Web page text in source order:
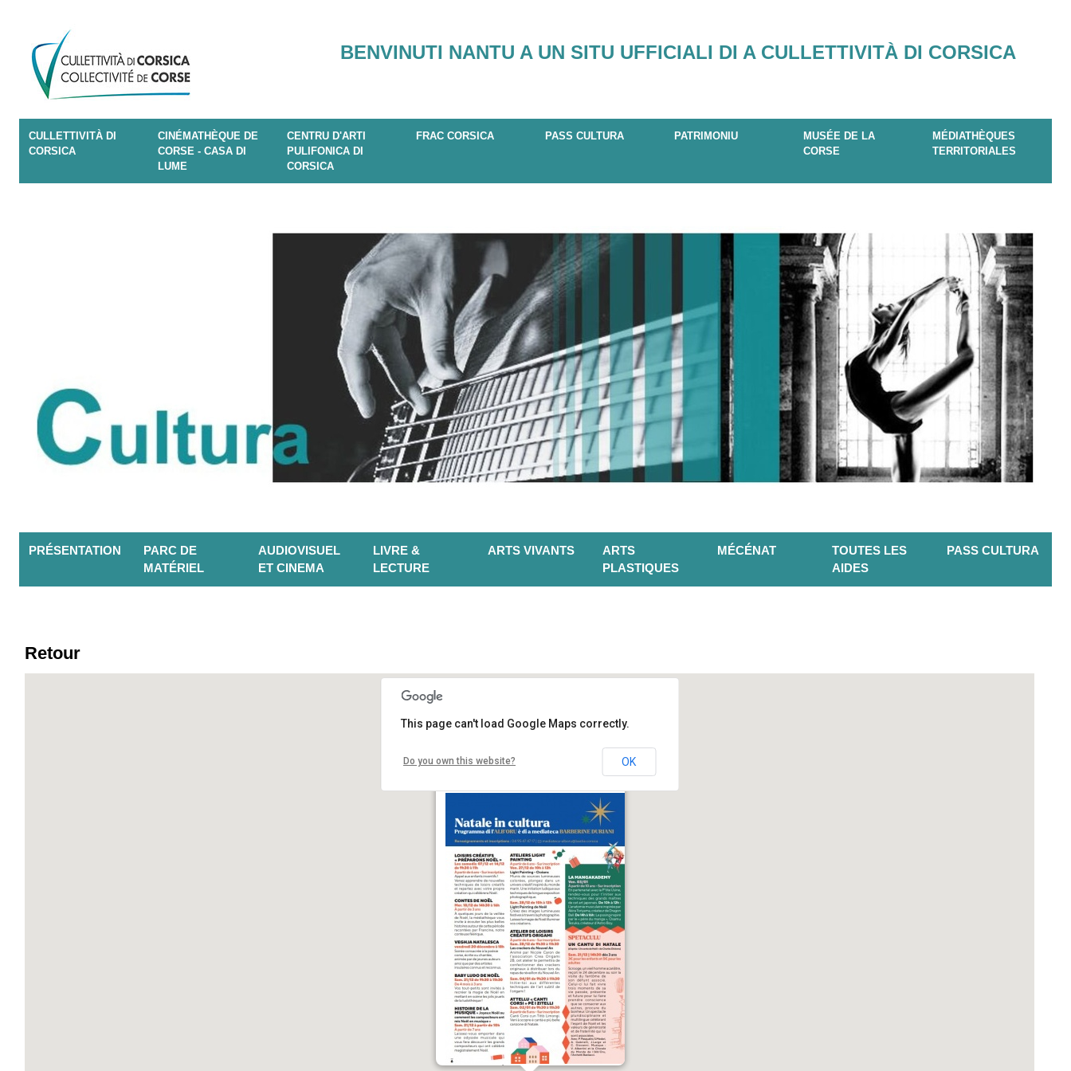
BENVINUTI NANTU A UN SITU UFFICIALI DI A CULLETTIVITÀ DI CORSICA
CULLETTIVITÀ DI
CORSICA
CINÉMATHÈQUE DE
CORSE - CASA DI
LUME
CENTRU D'ARTI
PULIFONICA DI
CORSICA
FRAC CORSICA PASS CULTURA PATRIMONIU
MUSÉE DE LA
CORSE
MÉDIATHÈQUES
TERRITORIALES
PRÉSENTATION
PARC DE
MATÉRIEL
AUDIOVISUEL
ET CINEMA
LIVRE &
LECTURE
ARTS VIVANTS
ARTS
PLASTIQUES
MÉCÉNAT
TOUTES LES
AIDES
PASS CULTURA
Retour
Attellu « Canti corsi » pè i zitelli cù
Tittò Limongi - Médiathèque
This page can't load Google Maps correctly.
Do you own this website? OK